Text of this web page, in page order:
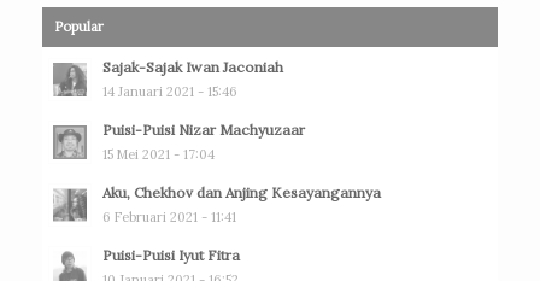
Popular
Sajak-Sajak Iwan Jaconiah
14 Januari 2021 - 15:46
Puisi-Puisi Nizar Machyuzaar
15 Mei 2021 - 17:04
Aku, Chekhov dan Anjing Kesayangannya
6 Februari 2021 - 11:41
Puisi-Puisi Iyut Fitra